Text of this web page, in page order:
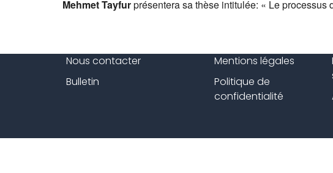
Mehmet Tayfurprésentera sa thèse intitulée: « Le
Nous contacter
Bulletin
Mentions légales
Politique de
confidentialité